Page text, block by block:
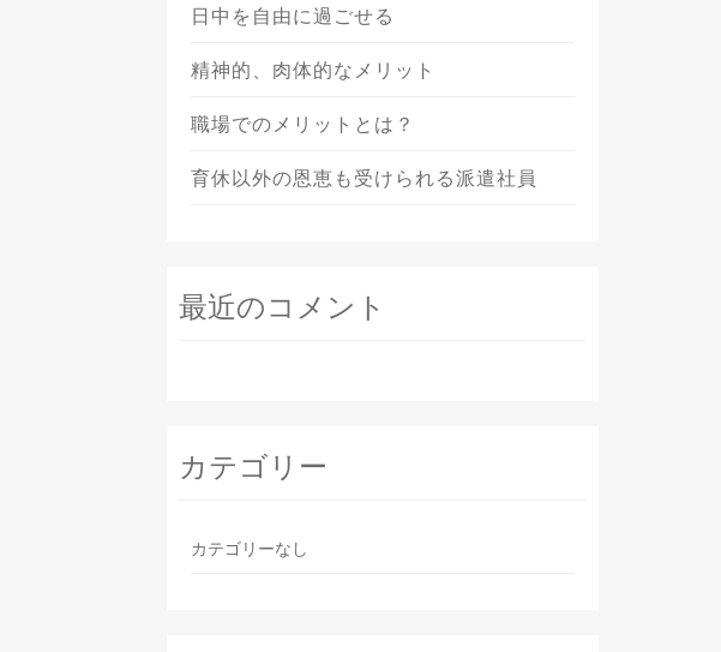
日中を自由に過ごせる
精神的、肉体的なメリット
職場でのメリットとは？
育休以外の恩恵も受けられる派遣社員
最近のコメント
カテゴリー
カテゴリーなし